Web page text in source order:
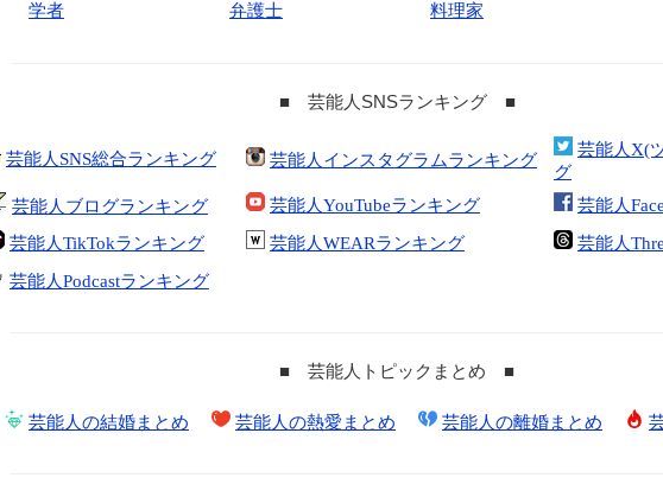
学者
弁護士 料理家
■ 芸能人SNSランキング ■
芸能人SNS総合ランキング 芸能人インスタグラムランキング
芸能人X(
グ
芸能人ブログランキング
芸能人YouTubeランキング
芸能人
芸能人TikTokランキング
芸能人WEARランキング
芸能人
芸能人Podcastランキング
■ 芸能人トピックまとめ ■
芸能人の結婚まとめ 芸能人の熱愛まとめ 芸能人の離婚まとめ